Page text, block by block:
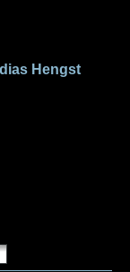
Hengst